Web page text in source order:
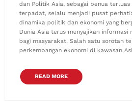
dan Politik Asia, sebagai benua
terpadat, selalu menjadi pusat
dinamika politik dan ekonomi yang
Dunia Asia terus menyajikan informasi
bagi masyarakat. Salah satu sorotan
perkembangan ekonomi di kawasan
READ MORE